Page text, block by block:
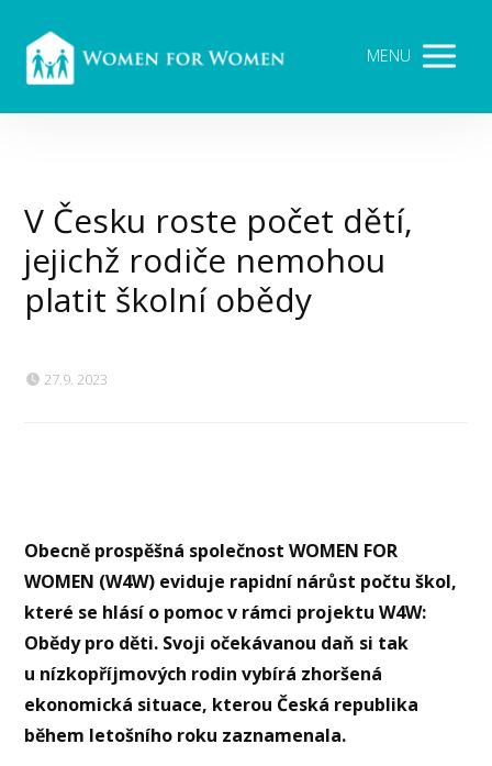
MENU
V Česku roste počet dětí,
jejichž rodiče nemohou
platit školní obědy
27.9. 2023
Obecně prospěšná společnost WOMEN FOR
WOMEN (W4W) eviduje rapidní nárůst počtu škol,
které se hlásí o pomoc v rámci projektu W4W:
Obědy pro děti. Svoji očekávanou daň si tak
u nízkopříjmových rodin vybírá zhoršená
ekonomická situace, kterou Česká republika
během letošního roku zaznamenala.